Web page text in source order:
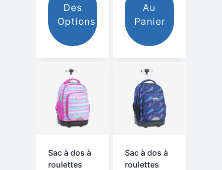
Des
Options
plusieurs
variations.
Les
options
être
choisies
Au
Panier
Sac à dos à
roulettes
Sac à dos à
roulettes